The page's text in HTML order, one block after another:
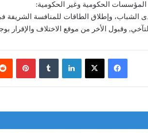
المؤسسات الحكومية وغير الحكومية:
الشباب، وإطلاق الطاقات للمنافسة الشريفة في
وقبول الأخر من موقع الاختلاف والإقرار
فيسبوك ‫X لينكدإن ‏Tumblr